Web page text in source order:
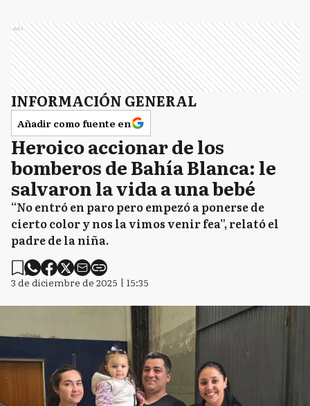
Ads
INFORMACIÓN GENERAL
Añadir como fuente en
Heroico accionar de los
bomberos de Bahía Blanca: le
salvaron la vida a una bebé
“No entró en paro pero empezó a ponerse de
cierto color y nos la vimos venir fea”, relató el
padre de la niña.
3 de diciembre de 2025 | 15:35